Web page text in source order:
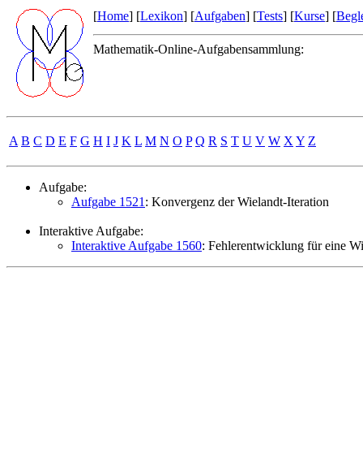
[Home] [Lexikon] [Aufgaben] [Tests] [Kurse] [
Mathematik-Online-Aufgabensammlung:
A B C D E F G H I J K L M N O P Q R S T U V W X Y Z
Aufgabe:
Aufgabe 1521 : Konvergenz der Wielandt-Iteration
Interaktive Aufgabe:
Interaktive Aufgabe 1560: Fehlerentwicklung für eine